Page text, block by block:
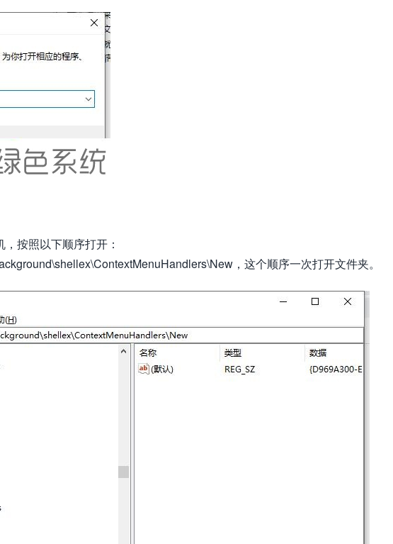
按照以下顺序打开：
，这个顺序一次打开文件夹。